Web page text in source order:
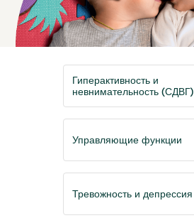
Гиперактивность и
невнимательность (СДВГ)
Управляющие функции
Тревожность и депрессия